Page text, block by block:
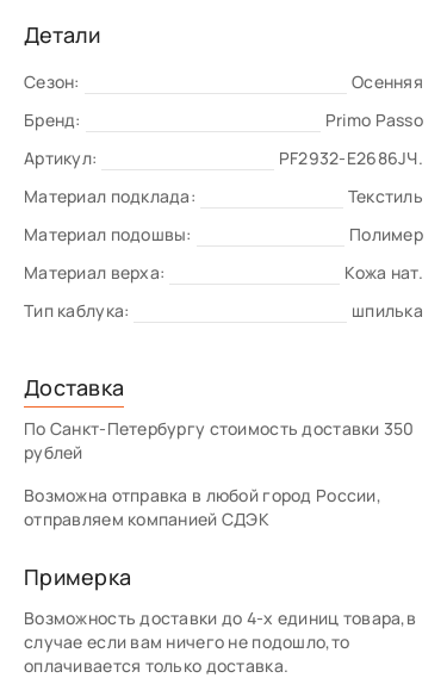
Детали
Сезон:
Осенняя
Бренд:
Primo Passo
Артикул:
PF2932-E2686JЧ.
Материал подклада:
Текстиль
Материал подошвы:
Полимер
Материал верха:
Кожа нат.
Тип каблука:
шпилька
Доставка
По Санкт-Петербургу стоимость доставки 350
рублей
Возможна отправка в любой город России,
отправляем компанией СДЭК
Примерка
Возможность доставки до 4-х единиц товара,в
случае если вам ничего не подошло,то
оплачивается только доставка.